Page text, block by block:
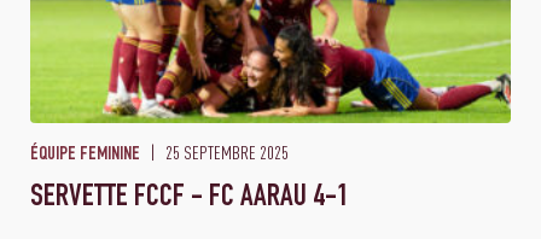
ÉQUIPE FEMININE 25 SEPTEMBRE 2025
SERVETTE FCCF - FC AARAU 4-1